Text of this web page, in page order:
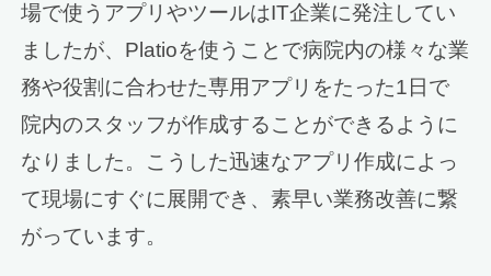
場で使うアプリやツールはIT企業に発注してい
ましたが、Platioを使うことで病院内の様々な業
務や役割に合わせた専用アプリをたった1日で
院内のスタッフが作成することができるように
なりました。こうした迅速なアプリ作成によっ
て現場にすぐに展開でき、素早い業務改善に繋
がっています。